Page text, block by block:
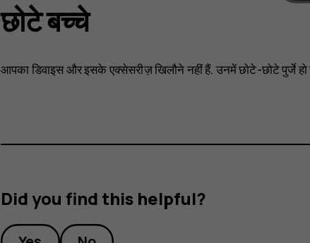
छोटे बच्चे
आपका डिवाइस और इसके एक्सेसरीज़ खिलौने नहीं हैं. उनमें छोटे-छोटे पुर्जे
Did you find this helpful?